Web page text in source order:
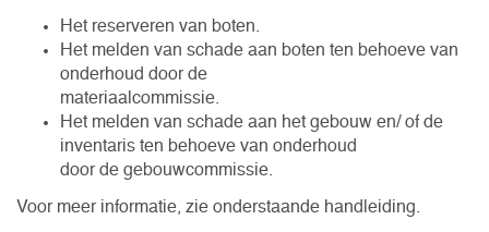
Het reserveren van boten.
Het melden van schade aan boten ten behoeve van
onderhoud door de
materiaalcommissie.
Het melden van schade aan het gebouw en/ of de
inventaris ten behoeve van onderhoud
door de gebouwcommissie.
Voor meer informatie, zie onderstaande handleiding.